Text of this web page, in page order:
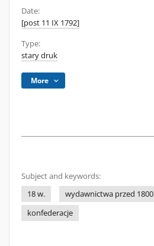
Date:
[post 11 IX 1792]
Type:
stary druk
More
Subject and keywords:
18 w.
wydawnictwa przed 1800
konfederacje